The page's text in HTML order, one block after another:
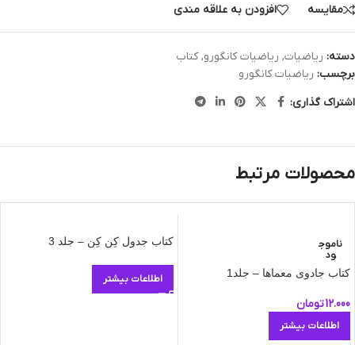
مقایسه
افزودن به علاقه مندی
دسته: ریاضیات, ریاضیات کانگورو, کتاب
برچسب: ریاضیات کانگورو
اشتراک گذاری:
محصولات مرتبط
ناموج
ود
کتاب جادوی معماها – جلد1
12.000تومان
اطلاعات بیشتر
کتاب جدول کِن کِن – جلد 3
اطلاعات بیشتر